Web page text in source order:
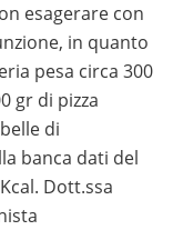
esagerare con
in quanto
pesa circa 300
gr di pizza
di
banca dati del
Dott.ssa